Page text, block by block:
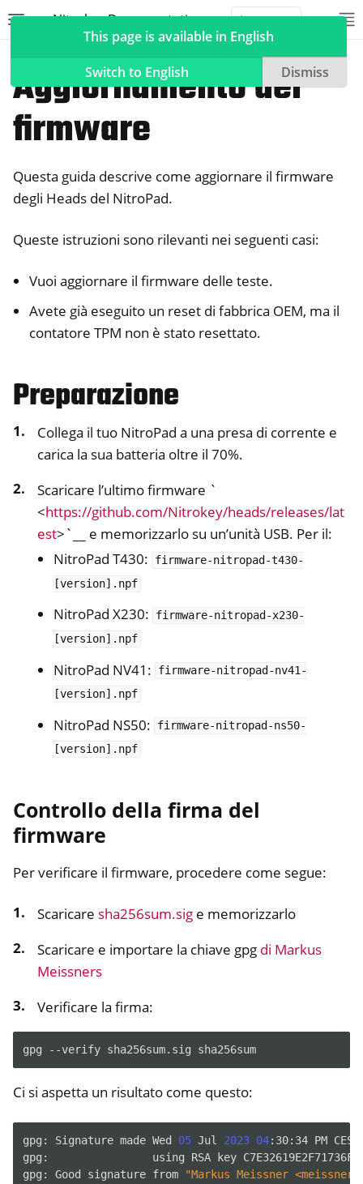
Nitrokey Documentation
navigation of NitroPad, NitroPC
navigation of Ubuntu
navigation of NetHSM
navigation of Software
Aggiornamento del
firmware
Questa guida descrive come aggiornare il firmware
degli Heads del NitroPad.
Queste istruzioni sono rilevanti nei seguenti casi:
Vuoi aggiornare il firmware delle teste.
Avete già eseguito un reset di fabbrica OEM, ma il
contatore TPM non è stato resettato.
Preparazione
Collega il tuo NitroPad a una presa di corrente e
carica la sua batteria oltre il 70%.
Scaricare l’ultimo firmware `
<https://github.com/Nitrokey/heads/releases/lat
est>`__ e memorizzarlo su un’unità USB. Per il:
NitroPad T430:
firmware-nitropad-t430-
[version].npf
NitroPad X230:
firmware-nitropad-x230-
[version].npf
NitroPad NV41:
firmware-nitropad-nv41-
[version].npf
NitroPad NS50:
firmware-nitropad-ns50-
[version].npf
Controllo della firma del
firmware
Per verificare il firmware, procedere come segue:
Scaricare sha256sum.sig e memorizzarlo
Scaricare e importare la chiave gpg di Markus
Meissners
Verificare la firma:
gpg --verify sha256sum.sig
Ci si aspetta un risultato come questo:
gpg: Signature made Wed 05 Jul 2023 04:30:34 PM CEST
gpg:
using RSA key
gpg:
Good signature from
"Markus Meissner
This page is available in English
Switch to English
Dismiss